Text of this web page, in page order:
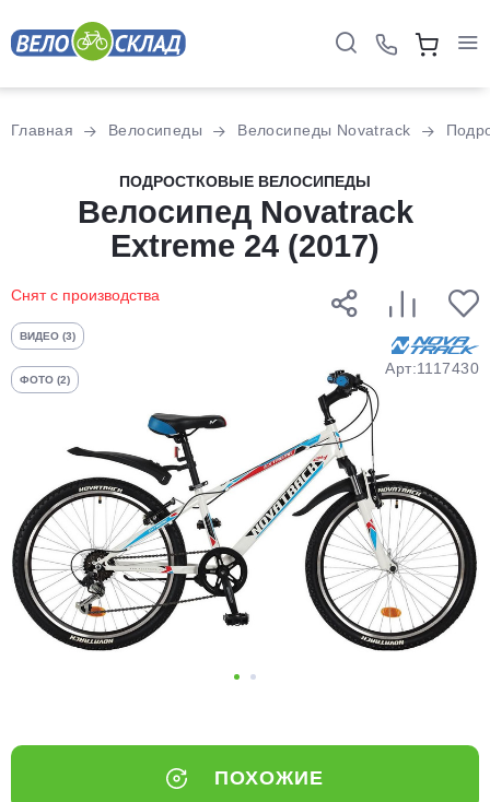
Главная Велосипеды Велосипеды Novatrack
ПОДРОСТКОВЫЕ ВЕЛОСИПЕДЫ
Велосипед Novatrack
Extreme 24 (2017)
Снят с производства
ВИДЕО (3)
ФОТО (2)
Арт:1117430
ПОХОЖИЕ
Разбейте
оплатуна части
без переплат
График платежей
Добавляйте товары
в корзину
Оплачивайте сегодня только
25% картой любого банка
выбранный способом